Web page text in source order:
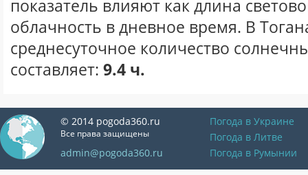
показатель влияют как длина
облачность в дневное время. В
среднесуточное количество
составляет: 9.4 ч.
© 2014 pogoda360.ru
Все права защищены
admin@pogoda360.ru
Погода в Украине
Погода в Литве
Погода в Румынии